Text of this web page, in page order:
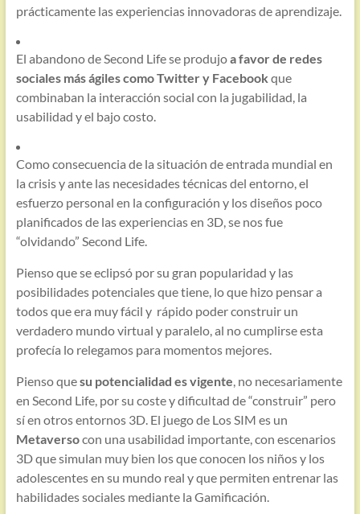
prácticamente las experiencias innovadoras de aprendizaje.
El abandono de Second Life se produjoa favor de redes
sociales más ágiles como Twitter y Facebook que
combinaban la interacción social con la jugabilidad, la
usabilidad y el bajo costo.
Como consecuencia de la situación de entrada mundial en
la crisis y ante las necesidades técnicas del entorno, el
esfuerzo personal en la configuración y los diseños poco
planificados de las experiencias en 3D, se nos fue
“olvidando” Second Life.
Pienso que se eclipsó por su gran popularidad y las
posibilidades potenciales que tiene, lo que hizo pensar a
todos que era muy fácil y rápido poder construir un
verdadero mundo virtual y paralelo, al no cumplirse esta
profecía lo relegamos para momentos mejores.
Pienso quesu potencialidad es vigente, no necesariamente
en Second Life, por su coste y dificultad de “construir” pero
sí en otros entornos 3D. El juego de Los SIM es un
Metaversocon una usabilidad importante, con escenarios
3D que simulan muy bien los que conocen los niños y los
adolescentes en su mundo real y que permiten entrenar las
habilidades sociales mediante la Gamificación.